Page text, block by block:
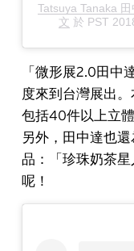
Tatsuya Tanaka
文 於 PST
「微形展2.0田中
度來到台灣展出
包括40件以上立
另外，田中達也
品：「珍珠奶茶星
呢！